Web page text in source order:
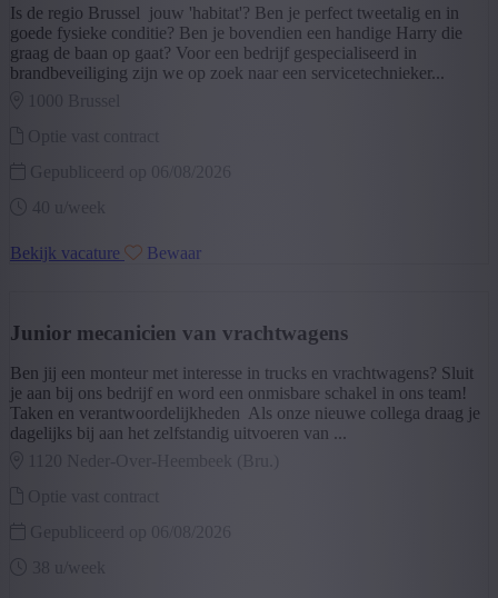
Opleiding
Secundair Onderwijs (5)
Beroepsonderwijs (5)
(4)
Andere
- Toon minder
Tijdelijk Contract(3)
Type job
Optie vast contract(9)
Tijdelijk lange opdracht(3)
Vast contract(1)
+ Toon meer - Toon minder
Is de regio Brussel jouw 'habitat'? Ben je perfect tweetalig en in
goede fysieke conditie? Ben je bovendien een handige Harry die
graag de baan op gaat? Voor een bedrijf gespecialiseerd in
brandbeveiliging zijn we op zoek naar een servicetechnieker...
1000 brussel
Gepubliceerd op 06/08/2026
40 u/week
Bekijk vacature Bewaar
Junior mecanicien van vrachtwagens
Ben jij een monteur met interesse in trucks en vrachtwagens? Sluit
je aan bij ons bedrijf en word een onmisbare schakel in ons team!
Taken en verantwoordelijkheden Als onze nieuwe collega draag je
dagelijks bij aan het zelfstandig uitvoeren van ...
1120 neder-over-heembeek (bru.)
Optie vast contract
Gepubliceerd op 06/08/2026